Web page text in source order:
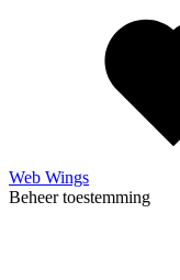
Web Wings
Beheer toestemming